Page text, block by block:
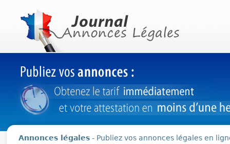
Annonces légales- Publiez vos annonces légales en